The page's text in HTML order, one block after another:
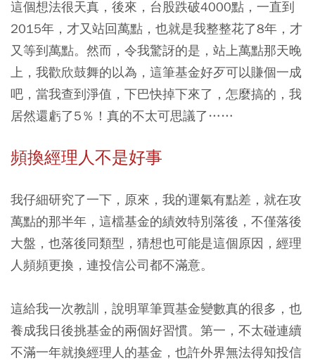
這個想法很天真，後來，台股跌破4000點，一直到
2015年，才又站回萬點，也就是我整整花了8年，才
又等到萬點。然而，令我驚訝的是，站上萬點那天晚
上，我歡欣鼓舞的以為，這筆基金好歹可以賺個一成
吧，當我查到淨值，下巴快掉下來了，怎麼搞的，我
居然還虧了5％！真的不太可思議了……
頻換經理人不是好事
我仔細研究了一下，原來，我的運氣有點差，就在攻
萬點的那半年，這檔基金的績效特別落後，不僅落後
大盤，也落後同類型，猜想也可能是這個原因，經理
人頻頻更換，連投信公司都不滿意。
這給我一次教訓，說明單筆買基金變數真的很多，也
養成我日後挑基金的兩個好習慣。第一，不太碰連續
不滿一年就換經理人的基金，也許外界無法得知投信